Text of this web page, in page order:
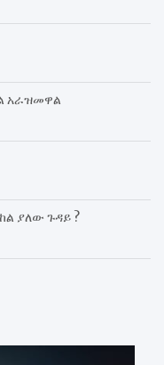
አራዝመዋል
ያለው ጉዳይ ?